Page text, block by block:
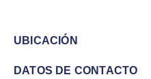
UBICACIÓN
DATOS DE CONTACTO